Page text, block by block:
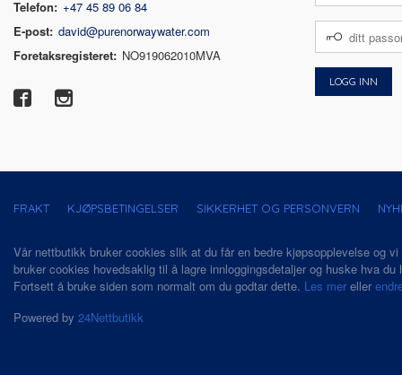
Telefon: +47 45 89 06 84
E-post: david@purenorwaywater.com
Foretaksregisteret: NO919062010MVA
PASSORD
FRAKT KJØPSBETINGELSER SIKKERHET OG PERSONVERN
Vår nettbutikk bruker cookies slik at du får en bedre kjøpsopplevelse og
bruker cookies hovedsaklig til å lagre innloggingsdetaljer og huske hva
Fortsett å bruke siden som normalt om du godtar dette. Les mer eller
Powered by 24Nettbutikk